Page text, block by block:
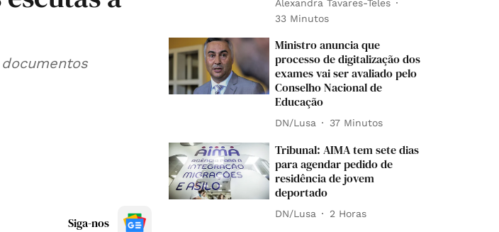
Siga-nos
Alexandra Tavares-Teles
33 Minutos
Ministro anuncia que
processo de digitalização dos
exames vai ser avaliado pelo
Conselho Nacional de
Educação
DN/Lusa 37 Minutos
Tribunal: AIMA tem sete dias
para agendar pedido de
residência de jovem
deportado
DN/Lusa 2 Horas